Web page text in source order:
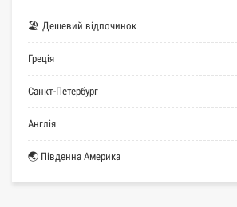
🏖 Дешевий відпочинок
Греція
Санкт-Петербург
Англія
🌏 Південна Америка